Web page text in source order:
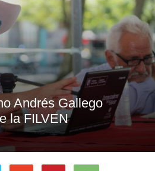
Andrés Gallego
la FILVEN